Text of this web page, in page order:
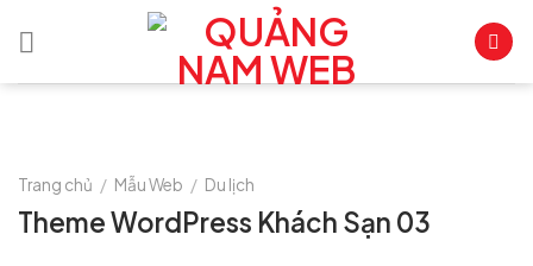
Trang chủ / Mẫu Web / Du lịch
Theme WordPress Khách Sạn 03